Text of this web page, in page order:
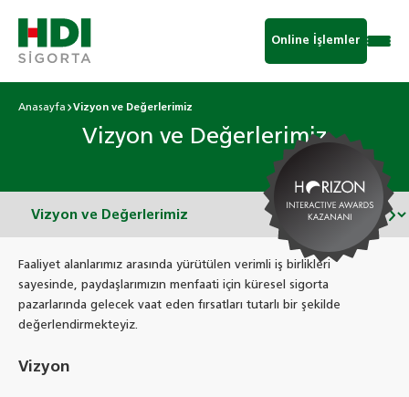
Online İşlemler
Anasayfa Vizyon ve Değerlerimiz
Vizyon ve Değerlerimiz
Faaliyet alanlarımız arasında yürütülen verimli iş birlikleri
sayesinde, paydaşlarımızın menfaati için küresel sigorta
pazarlarında gelecek vaat eden fırsatları tutarlı bir şekilde
değerlendirmekteyiz.
Vizyon